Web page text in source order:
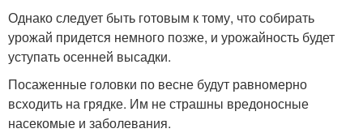
Однако следует быть готовым к тому, что собирать
урожай придется немного позже, и урожайность будет
уступать осенней высадки.
Посаженные головки по весне будут равномерно
всходить на грядке. Им не страшны вредоносные
насекомые и заболевания.